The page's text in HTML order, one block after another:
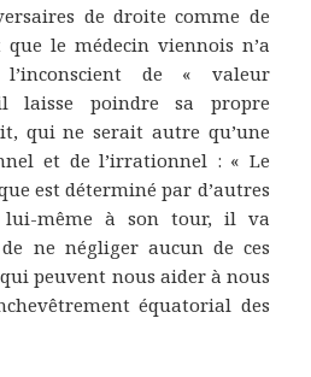
de droite comme de
le médecin viennois n’a
de « valeur
laisse poindre sa propre
qui ne serait autre qu’une
et de l’irrationnel : « Le
est déterminé par d’autres
lui-même à son tour, il va
ne négliger aucun de ces
peuvent nous aider à nous
équatorial des